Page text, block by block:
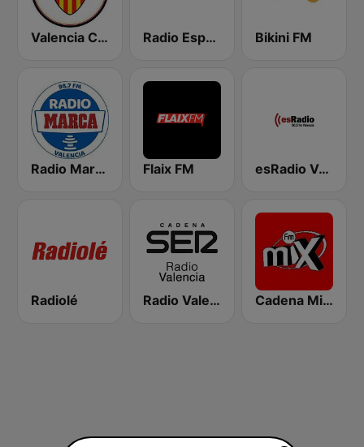
Valencia CF Radio Radio Esport 91.4 FM Bikini FM
Radio Marca Valencia Flaix FM esRadio Valencia
Radiolé Radio Valencia SER Cadena Mix FM